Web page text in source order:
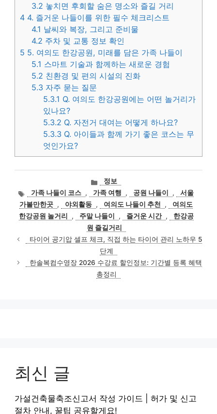
3.2 놓치면 후회할 숨은 명소와 즐길 거리
4 4. 즐거운 나들이를 위한 필수 체크리스트
4.1 날씨와 복장, 그리고 준비물
4.2 주차 및 교통 정보 확인
5 5. 여의도 한강공원, 미래를 담은 가족 나들이
5.1 스마트 기술과 함께하는 새로운 경험
5.2 친환경 및 편의 시설의 진화
5.3 자주 묻는 질문
5.3.1 Q. 여의도 한강공원에는 어떤 놀거리가
있나요?
5.3.2 Q. 자전거 대여는 어떻게 하나요?
5.3.3 Q. 아이들과 함께 가기 좋은 코스는 무
엇인가요?
카
테
고
리
정보
태
그
가족 나들이 코스 , 가족 여행 , 공원 나들이 ,
서울
가볼만한곳 , 야외활동 , 여의도 나들이 추천 ,
여의도
한강공원 놀거리
, 주말 나들이 , 즐거운 시간 ,
한강공
원 즐길거리
타이어 공기압 셀프 체크, 직접 하는 타이어 관리 노하우 5
단계
한솔복컴수영장 2026 수강료 할인정보: 기간별 등록 혜택
총정리
최신 글
가설건축물축조신고서 작성 가이드 | 허가 및 신고
절차 안내, 꿀팁 공유할게요!